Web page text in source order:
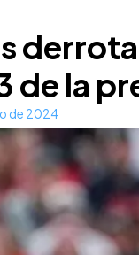
de la
de 2024